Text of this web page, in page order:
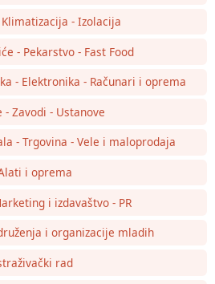
- Izolacija
- Pekarstvo - Fast Food
- Elektronika - Računari i oprema
Zavodi - Ustanove
- Trgovina - Vele i maloprodaja
i oprema
i izdavaštvo - PR
i organizacije mladih
rad